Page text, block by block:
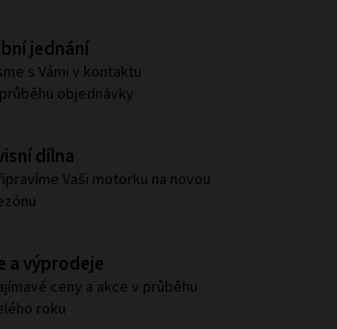
jednání
s Vámi v kontaktu
objednávky
dílna
Vaši motorku na novou
a výprodeje
ceny a akce v průběhu
roku